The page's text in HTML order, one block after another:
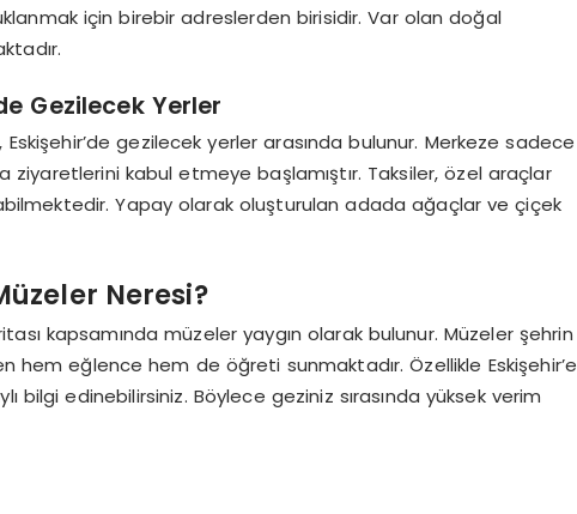
için birebir adreslerden birisidir. Var olan doğal
Gezilecek Yerler
gezilecek yerler arasında bulunur. Merkeze sadece
ziyaretlerini kabul etmeye başlamıştır. Taksiler, özel araçlar
Yapay olarak oluşturulan adada ağaçlar ve çiçek
Neresi?
kapsamında müzeler yaygın olarak bulunur. Müzeler şehrin
hem eğlence hem de öğreti sunmaktadır. Özellikle Eskişehir’e
edinebilirsiniz. Böylece geziniz sırasında yüksek verim